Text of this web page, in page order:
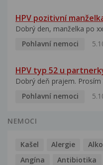
HPV pozitivní
Dobrý den, manželka po
Pohlavní nemoci
HPV typ 52 u
Dobrý deň prajem. Prosím
Pohlavní nemoci
NEMOCI
Kašel Alergie
Angína
Antibiotika